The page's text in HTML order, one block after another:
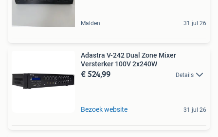
Malden 31 jul 26
Adastra V-242 Dual Zone Mixer
Versterker 100V 2x240W
€ 524,99 Details
Bezoek website 31 jul 26